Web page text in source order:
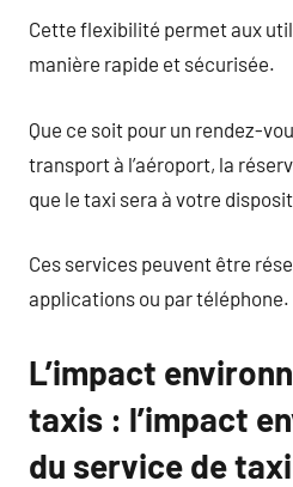
Cette flexibilité permet aux
manière rapide et sécurisée.
Que ce soit pour un rendez-
transport à l’aéroport, la
que le taxi sera à votre
Ces services peuvent être
applications ou par téléphone.
L’impact
taxis : l’impact
du service de